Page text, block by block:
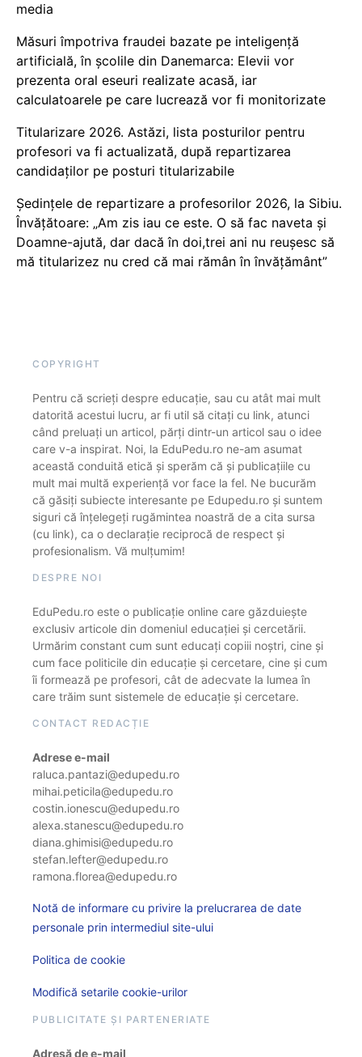
media
Măsuri împotriva fraudei bazate pe inteligență
artificială, în școlile din Danemarca: Elevii vor
prezenta oral eseuri realizate acasă, iar
calculatoarele pe care lucrează vor fi monitorizate
Titularizare 2026. Astăzi, lista posturilor pentru
profesori va fi actualizată, după repartizarea
candidaților pe posturi titularizabile
Ședințele de repartizare a profesorilor 2026, la Sibiu.
Învățătoare: „Am zis iau ce este. O să fac naveta și
Doamne-ajută, dar dacă în doi,trei ani nu reușesc să
mă titularizez nu cred că mai rămân în învățământ”
COPYRIGHT
Pentru că scrieți despre educație, sau cu atât mai mult
datorită acestui lucru, ar fi util să citați cu link, atunci
când preluați un articol, părți dintr-un articol sau o idee
care v-a inspirat. Noi, la EduPedu.ro ne-am asumat
această conduită etică și sperăm că și publicațiile cu
mult mai multă experiență vor face la fel. Ne bucurăm
că găsiți subiecte interesante pe Edupedu.ro și suntem
siguri că înțelegeți rugămintea noastră de a cita sursa
(cu link), ca o declarație reciprocă de respect și
profesionalism. Vă mulțumim!
DESPRE NOI
EduPedu.ro este o publicație online care găzduiește
exclusiv articole din domeniul educației și cercetării.
Urmărim constant cum sunt educați copiii noștri, cine și
cum face politicile din educație și cercetare, cine și cum
îi formează pe profesori, cât de adecvate la lumea în
care trăim sunt sistemele de educație și cercetare.
CONTACT REDACȚIE
Adrese e-mail
raluca.pantazi@edupedu.ro
mihai.peticila@edupedu.ro
costin.ionescu@edupedu.ro
alexa.stanescu@edupedu.ro
diana.ghimisi@edupedu.ro
stefan.lefter@edupedu.ro
ramona.florea@edupedu.ro
Notă de informare cu privire la prelucrarea de date
personale prin intermediul site-ului
Politica de cookie
Modifică setarile cookie-urilor
PUBLICITATE ȘI PARTENERIATE
Adresă de e-mail